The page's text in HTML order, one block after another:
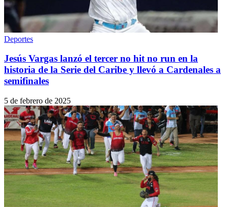
Deportes
Jesús Vargas lanzó el tercer no hit no run en la
historia de la Serie del Caribe y llevó a Cardenales a
semifinales
5 de febrero de 2025